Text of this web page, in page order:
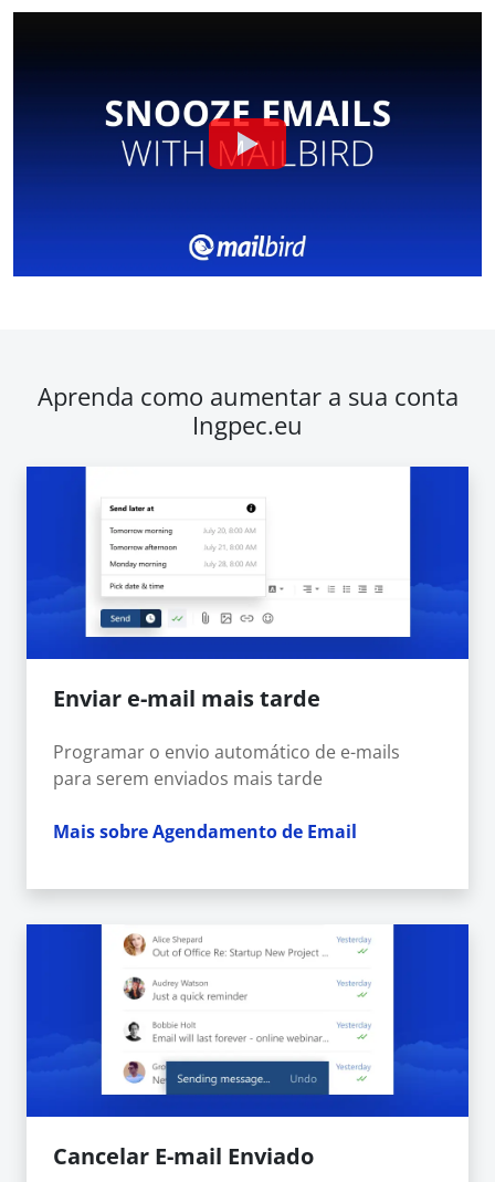
Aprenda como aumentar a sua conta
Ingpec.eu
Enviar e-mail mais tarde
Programar o envio automático de e-mails
para serem enviados mais tarde
Mais sobre Agendamento de Email
Cancelar E-mail Enviado